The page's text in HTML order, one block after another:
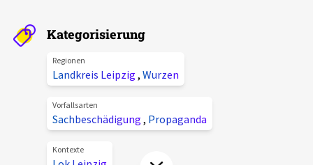
Spenden
chronik.LE in der Presse
Kategorisierung
Regionen
Landkreis Leipzig , Wurzen
Vorfallsarten
Sachbeschädigung , Propaganda
Kontexte